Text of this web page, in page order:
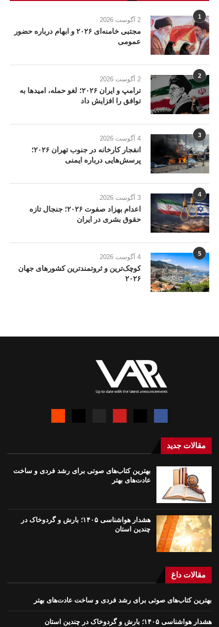
1 2 آگوست 2026
مجتبی خامنه‌ای ۲۰۲۶ و ابهام درباره حضور
عمومی
2 2 آگوست 2026
ترامپ و ایران ۲۰۲۶؛ لغو حمله، امیدها به
توافق را افزایش داد
3 4 آگوست 2026
انفجار کارخانه در جنوب تهران ۲۰۲۶؛
پرسش‌هایی درباره ایمنی
4 3 آگوست 2026
اعدام بهزاد صفوت ۲۰۲۶؛ جنجال تازه
حقوق بشری در ایران
5 4 آگوست 2026
کوچک‌ترین و ثروتمندترین کشورهای جهان
۲۰۲۶
مقالات جدید
بهترین کتاب‌های صوتی برای رشد فردی و ساخت
عادت‌های بهتر
هشدار هواشناسی ۱۴۰۵؛ بارش و گردوخاک در
چندین استان
مقالات داغ
بهترین کتاب‌های صوتی برای رشد فردی و ساخت عادت‌های بهتر
هشدار هواشناسی ۱۴۰۵؛ بارش و گردوخاک در چندین استان